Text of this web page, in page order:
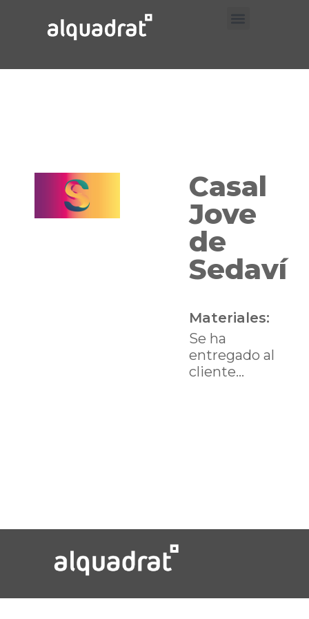
Casal
Jove
de
Sedaví
Materiales:
Se ha
entregado al
cliente...